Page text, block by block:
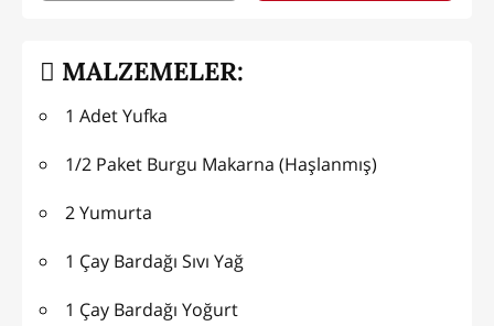
MALZEMELER:
1 Adet Yufka
1/2 Paket Burgu Makarna (Haşlanmış)
2 Yumurta
1 Çay Bardağı Sıvı Yağ
1 Çay Bardağı Yoğurt